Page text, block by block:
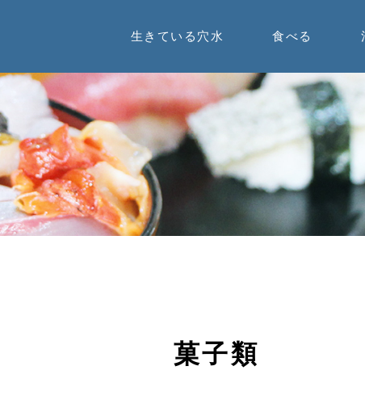
生きている穴水 食べる
菓子類